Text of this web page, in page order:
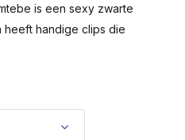
is een sexy zwarte
handige clips die